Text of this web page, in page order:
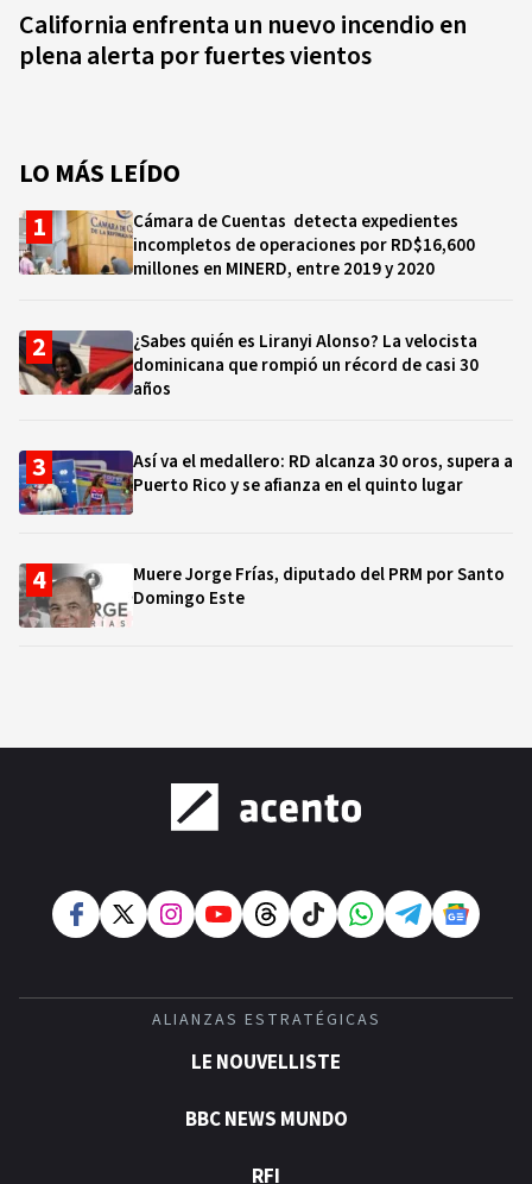
California enfrenta un nuevo incendio en
plena alerta por fuertes vientos
LO MÁS LEÍDO
Cámara de Cuentas detecta expedientes
incompletos de operaciones por RD$16,600
millones en MINERD, entre 2019 y 2020
¿Sabes quién es Liranyi Alonso? La velocista
dominicana que rompió un récord de casi 30
años
Así va el medallero: RD alcanza 30 oros, supera a
Puerto Rico y se afianza en el quinto lugar
Muere Jorge Frías, diputado del PRM por Santo
Domingo Este
ALIANZAS ESTRATÉGICAS
LE NOUVELLISTE
BBC NEWS MUNDO
RFI